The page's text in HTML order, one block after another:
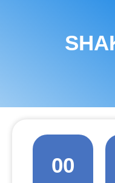
00